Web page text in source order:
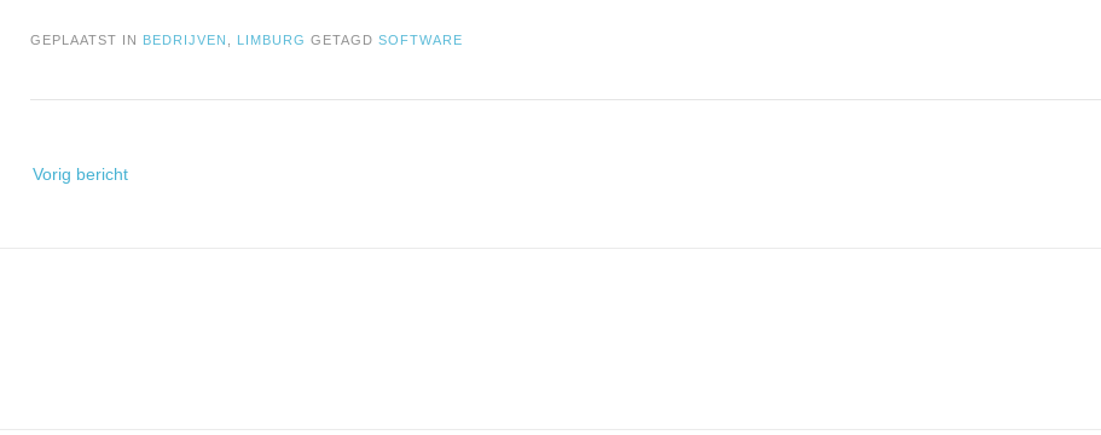
GEPLAATST IN BEDRIJVEN LIMBURG GETAGD SOFTWARE
navigatie
Vorig bericht